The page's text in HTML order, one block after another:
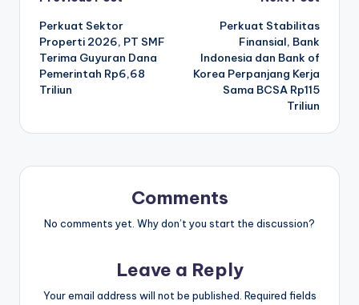
navigation
Perkuat Sektor
Properti 2026, PT SMF
Terima Guyuran Dana
Pemerintah Rp6,68
Triliun
Perkuat Stabilitas
Finansial, Bank
Indonesia dan Bank of
Korea Perpanjang Kerja
Sama BCSA Rp115
Triliun
Comments
No comments yet. Why don’t you start the discussion?
Leave a Reply
Your email address will not be published. Required fields